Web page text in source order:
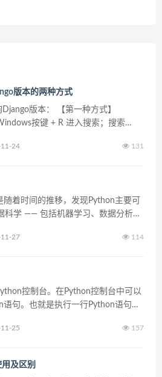
版本的两种方式
版本： 【第一种方式】
按键 + R 进入搜索；搜索
24 131
着时间的推移，发现Python主要可
科学 —— 包括机器学习、数据分析和
的...
27 114
控制台。在Python控制台中可以
句。也就是执行一行Python语句，
25 157
及区别